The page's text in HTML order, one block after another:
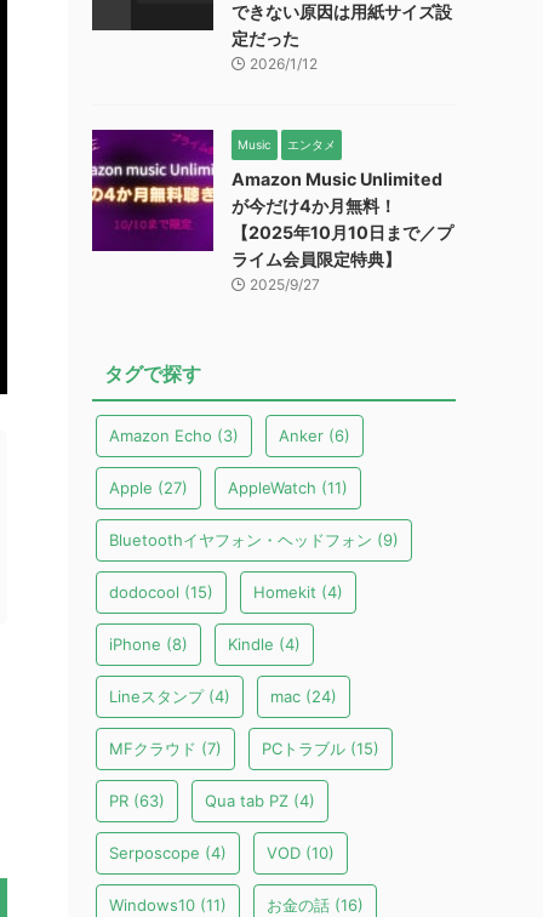
できない原因は用紙サイズ設
定だった
2026/1/12
Music エンタメ
Amazon Music Unlimited
が今だけ4か月無料！
【2025年10月10日まで／プ
ライム会員限定特典】
2025/9/27
タグで探す
Amazon Echo (3) Anker (6)
Apple (27) AppleWatch (11)
Bluetoothイヤフォン・ヘッドフォン (9)
dodocool (15) Homekit (4)
iPhone (8) Kindle (4)
Lineスタンプ(4) mac (24)
MFクラウド (7) PCトラブル (15)
PR (63) Qua tab PZ (4)
Serposcope (4) VOD (10)
Windows10 (11) お金の話 (16)